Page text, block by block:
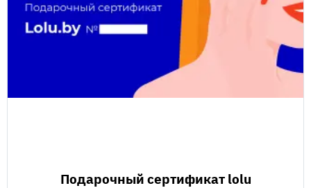
Подарочный сертификат lolu